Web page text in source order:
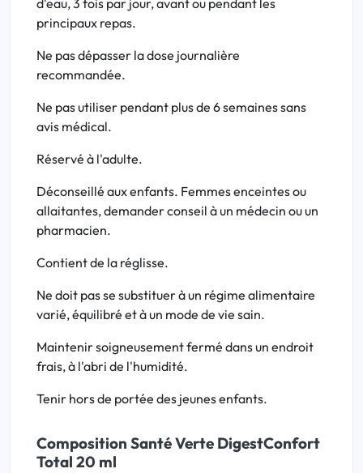
d'eau, 3 fois par jour, avant ou pendant les
principaux repas.
Ne pas dépasser la dose journalière
recommandée.
Ne pas utiliser pendant plus de 6 semaines sans
avis médical.
Réservé à l'adulte.
Déconseillé aux enfants. Femmes enceintes ou
allaitantes, demander conseil à un médecin ou un
pharmacien.
Contient de la réglisse.
Ne doit pas se substituer à un régime alimentaire
varié, équilibré et à un mode de vie sain.
Maintenir soigneusement fermé dans un endroit
frais, à l'abri de l'humidité.
Tenir hors de portée des jeunes enfants.
Composition Santé Verte DigestConfort
Total 20 ml